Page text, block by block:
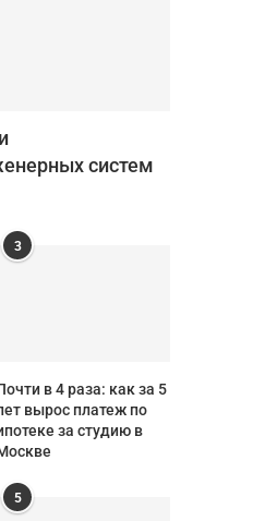
систем
3
в 4 раза: как за 5
вырос платеж по
за студию в
5